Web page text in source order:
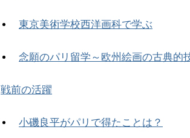
東京美術学校西洋画科で学ぶ
念願のパリ留学～欧州絵画の古典的
戦前の活躍
小磯良平がパリで得たことは？